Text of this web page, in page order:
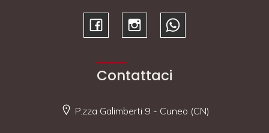
Contattaci
P.zza Galimberti 9 - Cuneo (CN)